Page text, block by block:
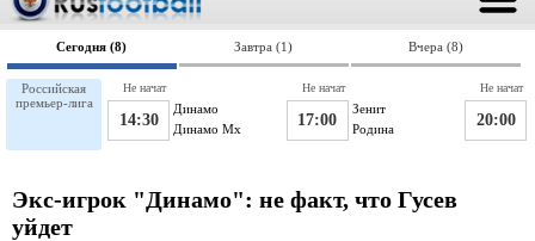
Сегодня (8) Завтра (1) Вчера (8)
Российская
премьер-лига
Динамо
14:30 Динамо Мх
Не начат
Зенит
17:00 Родина
Не начат
20:00
Не начат
Экс-игрок "Динамо": не факт, что Гусев
уйдет